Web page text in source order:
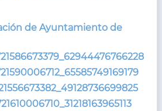
de Ayuntamiento de